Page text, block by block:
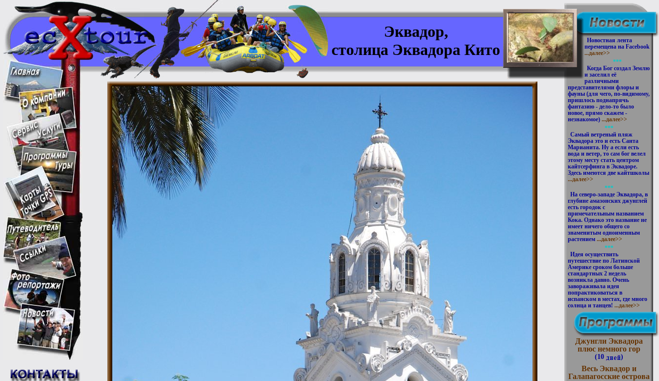
Эквадор,
столица Эквадора Кито
Новостная лента
перемещена на Facebook
...далее>>
***
Когда Бог создал Землю
и заселил её
различными
представителями флоры и
фауны (для чего, по-видимому,
пришлось поднапрячь
фантазию - дело-то было
новое, прямо скажем -
незнакомое) ...далее>>
***
Самый ветреный пляж
Эквадора это и есть Санта
Марианита. Ну а если есть
вода и ветер, то сам бог велел
этому месту стать центром
кайтсерфинга в Эквадоре.
Здесь имеются две кайтшколы
...далее>>
***
На северо-западе Эквадора, в
глубине амазонских джунглей
есть городок с
примечательным названием
Кока. Однако это название не
имеет ничего общего со
знаменитым одноименным
растением ...далее>>
***
Идея осуществить
путешествие по Латинской
Америке сроком больше
стандартных 2 недель
возникла давно. Очень
завораживала идея
попрактиковаться в
испанском в местах, где много
солнца и танцев! ...далее>>
Джунгли Эквадора
плюс немного гор
(10 )
Весь Эквадор и
Галапагосские острова